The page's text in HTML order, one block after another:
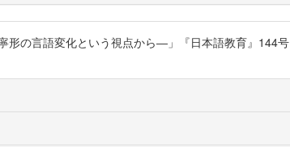
形の言語変化という視点から―」『日本語教育』144号